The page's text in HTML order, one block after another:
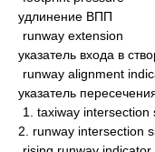
удлинение ВПП
runway extension
указатель входа в
runway alignment
указатель
1. taxiway intersection
2. runway intersection